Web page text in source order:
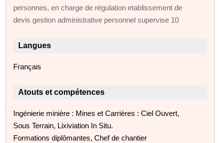
personnes, en charge de régulation etablissement de
devis gestion administrative personnel supervise 10
Langues
Français
Atouts et compétences
Ingénierie minière : Mines et Carrières : Ciel Ouvert,
Sous Terrain, Lixiviation In Situ.
Formations diplômantes, Chef de chantier